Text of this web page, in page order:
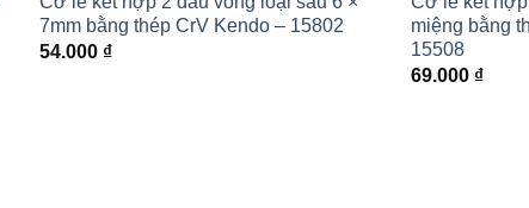
7mm bằng thép CrV Kendo – 15802
54.000 ₫
miệng bằng
15508
69.000 ₫